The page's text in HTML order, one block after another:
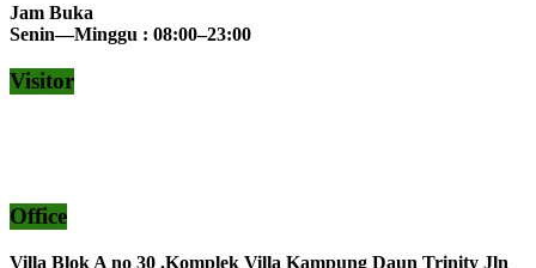
Jam Buka
Senin—Minggu : 08:00–23:00
Visitor
Office
Villa Blok A no 30 .Komplek Villa Kampung Daun Trinity Jln